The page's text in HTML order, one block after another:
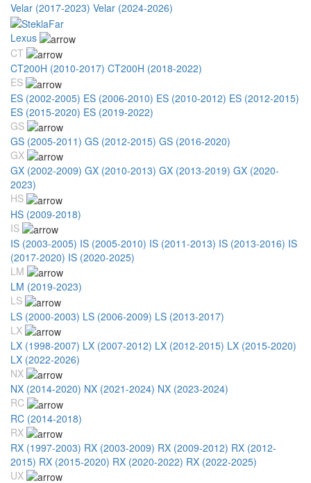
Velar (2017-2023) Velar (2024-2026)
Lexus
CT
CT200H (2010-2017) CT200H (2018-2022)
ES
ES (2002-2005) ES (2006-2010) ES (2010-2012) ES (2012-2015)
ES (2015-2020) ES (2019-2022)
GS
GS (2005-2011) GS (2012-2015) GS (2016-2020)
GX
GX (2002-2009) GX (2010-2013) GX (2013-2019) GX (2020-
2023)
HS
HS (2009-2018)
IS
IS (2003-2005) IS (2005-2010) IS (2011-2013) IS (2013-2016) IS
(2017-2020) IS (2020-2025)
LM
LM (2019-2023)
LS
LS (2000-2003) LS (2006-2009) LS (2013-2017)
LX
LX (1998-2007) LX (2007-2012) LX (2012-2015) LX (2015-2020)
LX (2022-2026)
NX
NX (2014-2020) NX (2021-2024) NX (2023-2024)
RC
RC (2014-2018)
RX
RX (1997-2003) RX (2003-2009) RX (2009-2012) RX (2012-
2015) RX (2015-2020) RX (2020-2022) RX (2022-2025)
UX